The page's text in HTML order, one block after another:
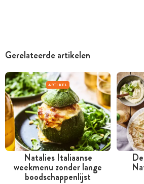
Gerelateerde artikelen
ARTIKEL
Natalies Italiaanse
weekmenu zonder lange
boodschappenlijst